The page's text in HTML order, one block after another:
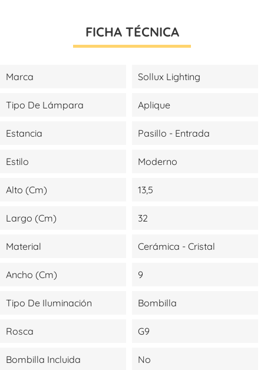
FICHA TÉCNICA
Marca Sollux Lighting
Tipo De Lámpara Aplique
Estancia Pasillo - Entrada
Estilo Moderno
Alto (cm) 13,5
Largo (cm) 32
Material Cerámica - Cristal
Ancho (cm) 9
Tipo De Iluminación Bombilla
Rosca G9
Bombilla Incluida No